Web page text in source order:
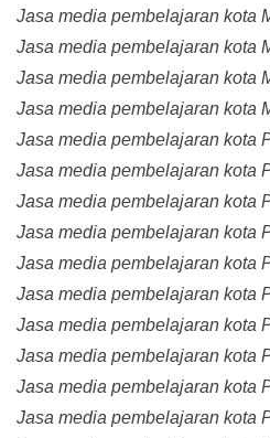
Jasa media pembelajaran kota
Jasa media pembelajaran kota
Jasa media pembelajaran kota
Jasa media pembelajaran kota
Jasa media pembelajaran kota
Jasa media pembelajaran kota
Jasa media pembelajaran kota
Jasa media pembelajaran kota
Jasa media pembelajaran kota
Jasa media pembelajaran kota
Jasa media pembelajaran kota
Jasa media pembelajaran kota
Jasa media pembelajaran kota
Jasa media pembelajaran kota